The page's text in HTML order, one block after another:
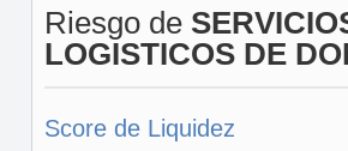
Riesgo de
LOGISTICOS DE
Score de Liquidez